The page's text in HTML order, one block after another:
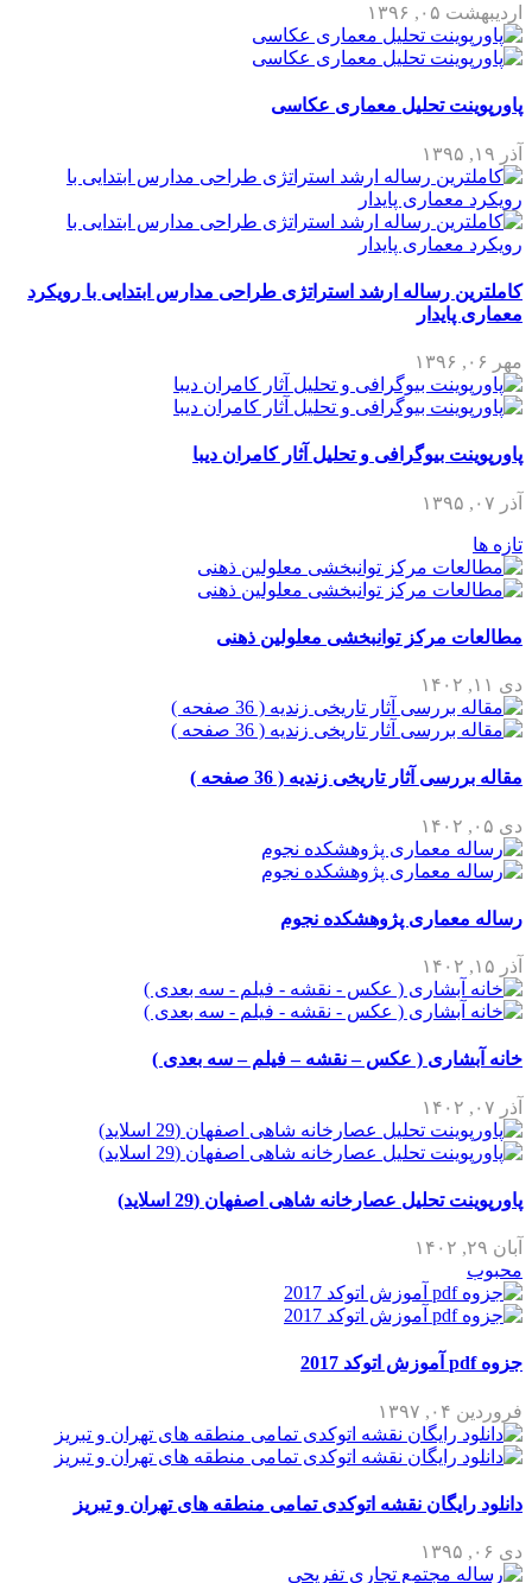
اردیبهشت ۰۵, ۱۳۹۶
پاورپوینت تحلیل معماری عکاسی
آذر ۱۹, ۱۳۹۵
کاملترین رساله ارشد استراتژی طراحی مدارس ابتدایی با رویکرد
معماری پایدار
مهر ۰۶, ۱۳۹۶
پاورپوینت بیوگرافی و تحلیل آثار کامران دیبا
آذر ۰۷, ۱۳۹۵
تازه ها
مطالعات مرکز توانبخشی معلولین ذهنی
دی ۱۱, ۱۴۰۲
مقاله بررسی آثار تاریخی زندیه ( 36 صفحه )
دی ۰۵, ۱۴۰۲
رساله معماری پژوهشکده نجوم
آذر ۱۵, ۱۴۰۲
خانه آبشاری ( عکس – نقشه – فیلم – سه بعدی )
آذر ۰۷, ۱۴۰۲
پاورپوینت تحلیل عصارخانه شاهی اصفهان (29 اسلاید)
آبان ۲۹, ۱۴۰۲
محبوب
جزوه pdf آموزش اتوکد 2017
فروردین ۰۴, ۱۳۹۷
دانلود رایگان نقشه اتوکدی تمامی منطقه های تهران و تبریز
دی ۰۶, ۱۳۹۵